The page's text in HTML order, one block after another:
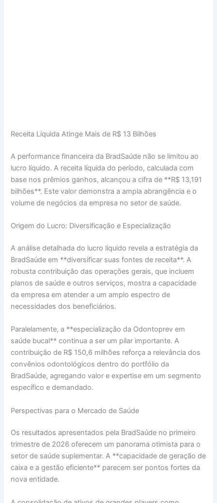
Receita Líquida Atinge Mais de R$ 13 Bilhões
A performance financeira da BradSaúde não se limitou ao
lucro líquido. A receita líquida do período, calculada com
base nos prêmios ganhos, alcançou a cifra de **R$ 13,191
bilhões**. Este valor demonstra a ampla abrangência e o
volume de negócios da empresa no setor de saúde.
Origem do Lucro: Diversificação e Especialização
A análise detalhada do lucro líquido revela a estratégia da
BradSaúde em **diversificar suas fontes de receita**. A
robusta contribuição das operações gerais, que incluem
planos de saúde e outros serviços, mostra a capacidade
da empresa em atender a um amplo espectro de
necessidades dos beneficiários.
Paralelamente, a **especialização da Odontoprev em
saúde bucal** continua a ser um pilar importante. A
contribuição de R$ 150,6 milhões reforça a relevância dos
convênios odontológicos dentro do portfólio da
BradSaúde, agregando valor e expertise em um segmento
específico e demandado.
Perspectivas para o Mercado de Saúde
Os resultados apresentados pela BradSaúde no primeiro
trimestre de 2026 oferecem um panorama otimista para o
setor de saúde suplementar. A **capacidade de geração de
caixa e a gestão eficiente** parecem ser pontos fortes da
nova entidade.